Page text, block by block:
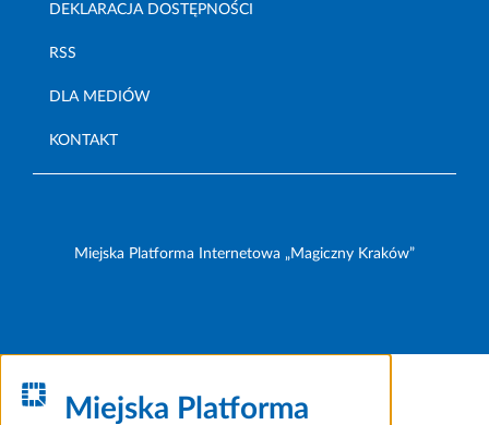
DEKLARACJA DOSTĘPNOŚCI
RSS
DLA MEDIÓW
KONTAKT
Miejska Platforma Internetowa „Magiczny Kraków”
Miejska Platforma